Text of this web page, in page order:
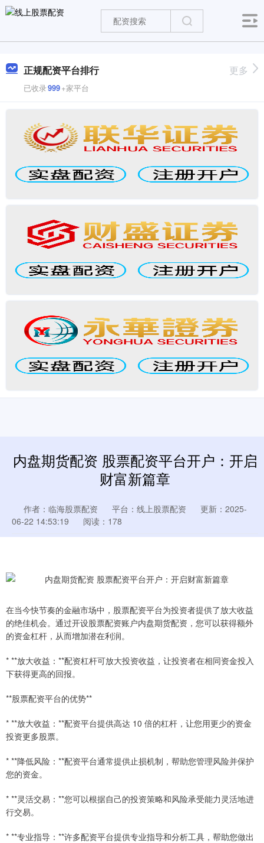
正规配资平台排行
已收录999+家平台
更多
内盘期货配资 股票配资平台开户：开启
财富新篇章
作者：临海股票配资 平台：线上股票配资
更新：2025-
06-22 14:53:19
阅读：178
在当今快节奏的金融市场中，股票配资平台为投资者提供了放大收益
的绝佳机会。通过开设股票配资账户内盘期货配资，您可以获得额外
的资金杠杆，从而增加潜在利润。
* **放大收益：**配资杠杆可放大投资收益，让投资者在相同资金投入
下获得更高的回报。
**股票配资平台的优势**
* **放大收益：**配资平台提供高达 10 倍的杠杆，让您用更少的资金
投资更多股票。
* **降低风险：**配资平台通常提供止损机制，帮助您管理风险并保护
您的资金。
* **灵活交易：**您可以根据自己的投资策略和风险承受能力灵活地进
行交易。
* **专业指导：**许多配资平台提供专业指导和分析工具，帮助您做出